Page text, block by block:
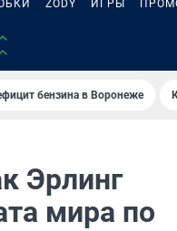
ZODY ИГРЫ
бензина в Воронеже
Эрлинг
мира по